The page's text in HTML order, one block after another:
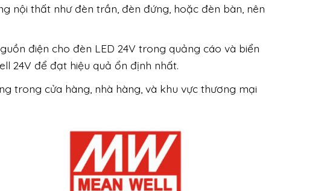
nội thất như đèn trần, đèn đứng, hoặc đèn bàn, nên
điện cho đèn LED 24V trong quảng cáo và biển
24V để đạt hiệu quả ổn định nhất.
trong cửa hàng, nhà hàng, và khu vực thương mại